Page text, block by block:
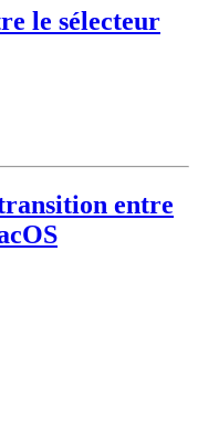
le sélecteur
entre